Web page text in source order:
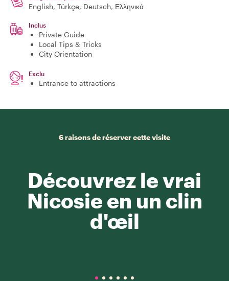
English, Türkçe, Deutsch, Ελληνικά
Inclus
Private Guide
Local Tips & Tricks
City Orientation
Exclu
Entrance to attractions
6 raisons de réserver cette visite
Découvrez le vrai
Nicosie en un clin
d'œil